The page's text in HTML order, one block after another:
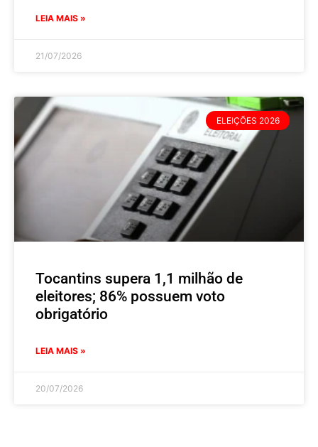
LEIA MAIS »
21/07/2026
ELEIÇÕES 2026
Tocantins supera 1,1 milhão de
eleitores; 86% possuem voto
obrigatório
LEIA MAIS »
20/07/2026